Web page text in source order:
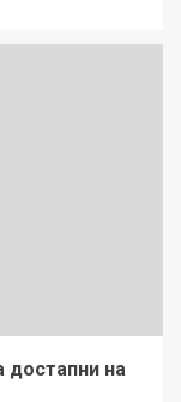
достапни на